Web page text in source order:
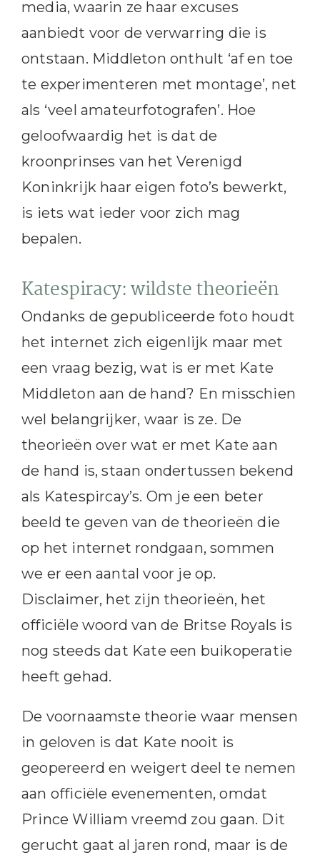
media, waarin ze haar excuses
aanbiedt voor de verwarring die is
ontstaan. Middleton onthult ‘af en toe
te experimenteren met montage’, net
als ‘veel amateurfotografen’. Hoe
geloofwaardig het is dat de
kroonprinses van het Verenigd
Koninkrijk haar eigen foto’s bewerkt,
is iets wat ieder voor zich mag
bepalen.
Katespiracy: wildste theorieën
Ondanks de gepubliceerde foto houdt
het internet zich eigenlijk maar met
een vraag bezig, wat is er met Kate
Middleton aan de hand? En misschien
wel belangrijker, waar is ze. De
theorieën over wat er met Kate aan
de hand is, staan ondertussen bekend
als Katespircay’s. Om je een beter
beeld te geven van de theorieën die
op het internet rondgaan, sommen
we er een aantal voor je op.
Disclaimer, het zijn theorieën, het
officiële woord van de Britse Royals is
nog steeds dat Kate een buikoperatie
heeft gehad.
De voornaamste theorie waar mensen
in geloven is dat Kate nooit is
geopereerd en weigert deel te nemen
aan officiële evenementen, omdat
Prince William vreemd zou gaan. Dit
gerucht gaat al jaren rond, maar is de